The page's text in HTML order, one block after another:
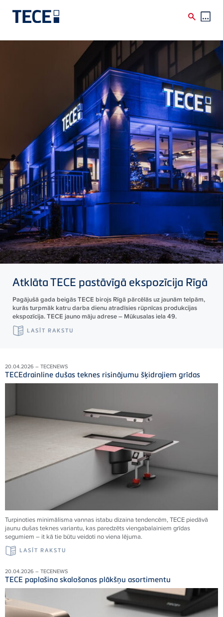
Skip to main content
AtklātaTECE pastāvīgā ekspozīcija Rīgā
Pagājušā gada beigās TECE birojs Rīgā pārcēlās uz jaunām telpām,
kurās turpmāk katru darba dienu atradīsies rūpnīcas produkcijas
ekspozīcija. TECE jauno māju adrese – Mūkusalas iela 49.
LASĪT RAKSTU
20.04.2026 – TECENEWS
TECEdrainline dušas teknes risinājumu šķidrajiem grīdas
Turpinoties minimālisma vannas istabu dizaina tendencēm, TECE piedāvā
jaunu dušas teknes variantu, kas paredzēts viengabalainiem grīdas
segumiem – it kā tie būtu veidoti no viena lējuma.
LASĪT RAKSTU
20.04.2026 – TECENEWS
TECE paplašina skalošanas plākšņu asortimentu